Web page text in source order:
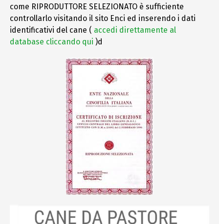
come RIPRODUTTORE SELEZIONATO è sufficiente
controllarlo visitando il sito Enci ed inserendo i dati
identificativi del cane ( accedi direttamente al
database cliccando qui )d